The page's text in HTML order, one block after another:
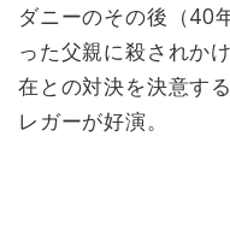
ダニーのその後（40
った父親に殺されか
在との対決を決意す
レガーが好演。